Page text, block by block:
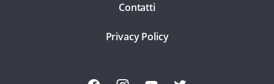
Contatti
Privacy Policy